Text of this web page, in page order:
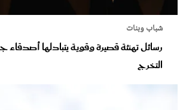
شباب وبنات
رسائل تهنئة قصيرة وقوية يتبادلها
التخرج